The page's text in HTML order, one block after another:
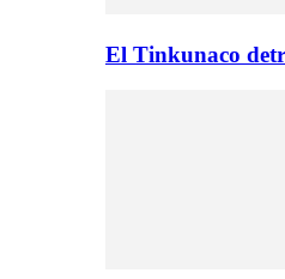
El Tinkunaco